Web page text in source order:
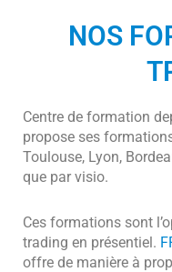
NOS
Centre de formation
propose ses
Toulouse, Lyon,
que par visio.
Ces formations sont
trading en présentiel.
offre de manière à